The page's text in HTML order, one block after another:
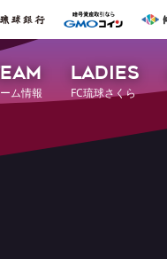
ム情報
LADIES
FC琉球さくら